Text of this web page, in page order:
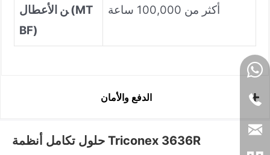
ن الأعطال (MT
BF)
أكثر من 100,000 ساعة
الدفع والأمان
حلول تكامل أنظمة Triconex 3636R